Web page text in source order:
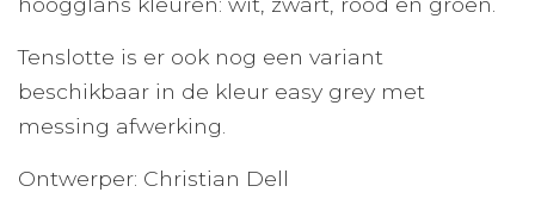
Tenslotte is er ook nog een variant
beschikbaar in de kleur easy grey met
messing afwerking.
Ontwerper: Christian Dell